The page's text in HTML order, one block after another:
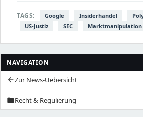
NAVIGATION
arrow_backZur News-Uebersicht
folderRecht & Regulierung
TAGS: Google Insiderhandel
US-Justiz
SEC Marktmanipulation